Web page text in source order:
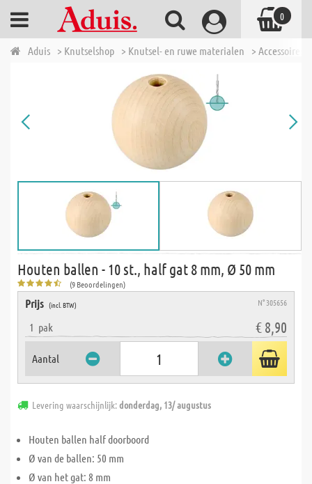
Aduis > Knutselshop > Knutsel- en ruwe materialen > Accessoires
Houten ballen - 10 st., half gat 8 mm, Ø 50 mm
(9 Beoordelingen)
Prijs (incl. BTW) N° 305656
1 pak € 8,90
Aantal
Levering waarschijnlijk:donderdag, 13/ augustus
Houten ballen half doorboord
Ø van de ballen: 50 mm
Ø van het gat: 8 mm
0